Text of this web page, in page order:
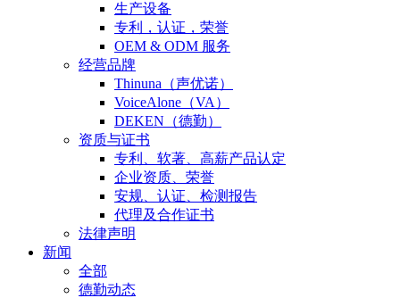
生产设备
专利，认证，荣誉
OEM & ODM 服务
经营品牌
Thinuna（声优诺）
VoiceAlone（VA）
DEKEN（德勤）
资质与证书
专利、软著、高薪产品认定
企业资质、荣誉
安规、认证、检测报告
代理及合作证书
法律声明
新闻
全部
德勤动态